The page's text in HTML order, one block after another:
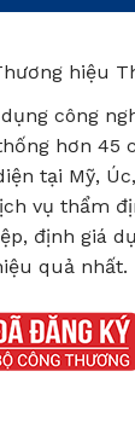
hiệu
công
hơn 45
tại Mỹ,
vụ thẩm
định giá
quả nhất.